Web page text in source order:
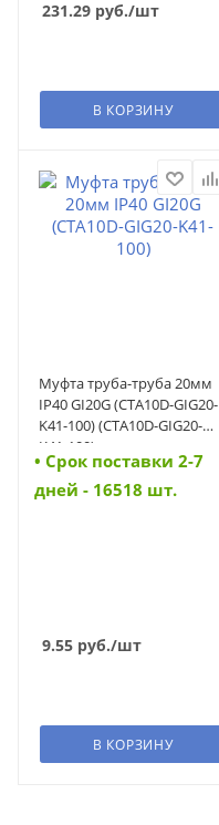
231.29 руб./шт
В КОРЗИНУ
Муфта труба-труба 20мм
IP40 GI20G (CTA10D-GIG20-
K41-100) (CTA10D-GIG20-
K41-100)
• Cрок поставки 2-7
дней - 16518 шт.
9.55 руб./шт
В КОРЗИНУ